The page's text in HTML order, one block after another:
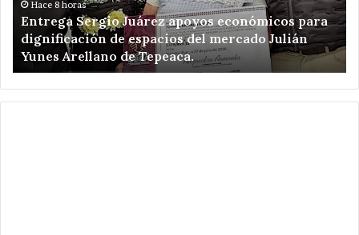
8 horas
Sergio Juárez apoyos económicos para
de espacios del mercado Julián
Arellano de Tepeaca.
de
de
Red
eléctrica
en
Hace
de